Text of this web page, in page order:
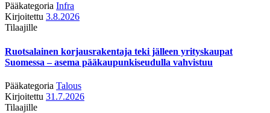
Pääkategoria Infra
Kirjoitettu 3.8.2026
Tilaajille
Ruotsalainen korjausrakentaja teki jälleen yrityskaupat
Suomessa – asema pääkaupunkiseudulla vahvistuu
Pääkategoria Talous
Kirjoitettu 31.7.2026
Tilaajille